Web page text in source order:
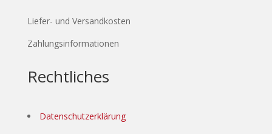
Liefer- und Versandkosten
Zahlungsinformationen
Rechtliches
Datenschutzerklärung